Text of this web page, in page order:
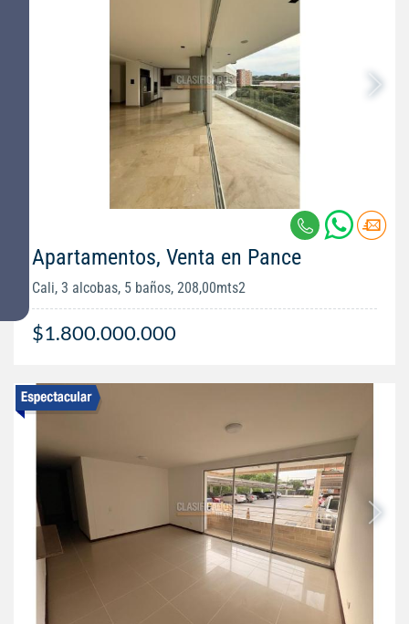
Apartamentos, Venta en Pance
Cali, 3 alcobas, 5 baños, 208,00mts2
$1.800.000.000